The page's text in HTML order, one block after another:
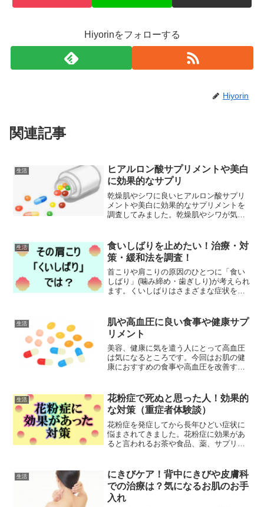
Hiyorinをフォローする
Hiyorin
関連記事
生活
ヒアルロン酸サプリメントや美白
に効果的なサプリ
乾燥肌やシワに良いヒアルロン酸サプリ
メントや美白に効果的なサプリメントを
調査してみました。乾燥肌やシワが気に
肌が乾燥しやすく、そのせいで肌トラブ
ルが起きやすいという人に...
生活
食いしばりを止めたい！治療・対
策・緩和法を調査！
首こりや肩こりの原因のひとつに「食い
しばり」(噛み締め・歯ぎしり)が考えられ
ます。くいしばりはさまざまな症状を引
そこで治す方法や対処法など良くする方
法がないか調べてみま...
生活
肌や高血圧に良い食事や健康サプ
リメント
美容、健康に気を遣う人にとって高血圧
は気になるところです。今回はお肌の健
康におすすめの食事や高血圧を改善する
に憧れる人は肌のお手入れに注力しやす
いようですが、健康にいい...
生活
花粉症で死ぬと思った人！効果的
な対策（重症者体験談）
花粉症を発症してから長年ひどい症状に
悩まされてきました。花粉症に効果があ
ると言われるお茶や食品、薬、サプリメ
す。ある日突然！花粉症を発症21歳の頃
でした。いつも通り事務...
生活
にきびケア！背中にきびや皮膚科
での治療は？気になるお肌のお手
入れ